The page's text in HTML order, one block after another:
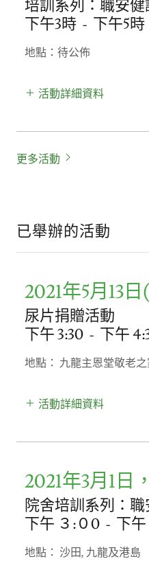
培訓系列：職安健
下午3時 - 下午5時
地點：待公佈
活動詳細資料
更多活動
已舉辦的活動
2021年5月13
尿片捐贈活動
下午 3:30 - 下午
地點： 九龍主恩堂敬老
活動詳細資料
2021年3月1
院舍培訓系列：
下午 ３:０0 - 下
地點： 沙田, 九龍及港島